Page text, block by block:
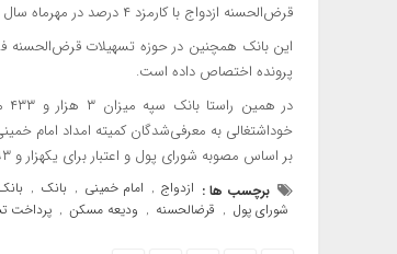
قرض‌الحسنه ازدواج با کارمزد ۴ درصد در مهرماه سال جاری پرداخت کرده است.
پرونده اختصاص داده است.
بر اساس مصوبه شورای پول و اعتبار برای یکهزار و ۹۳ پرونده در مدت مورد اشاره پرداخت کرده است.
برچسب ها : ازدواج , امام خمینی , بانک ,
شورای پول , قرضالحسنه , ودیعه مسکن , پرداخت